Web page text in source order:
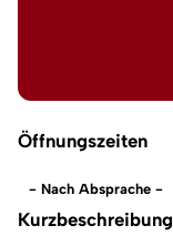
Öffnungszeiten
- Nach Absprache -
Kurzbeschreibung